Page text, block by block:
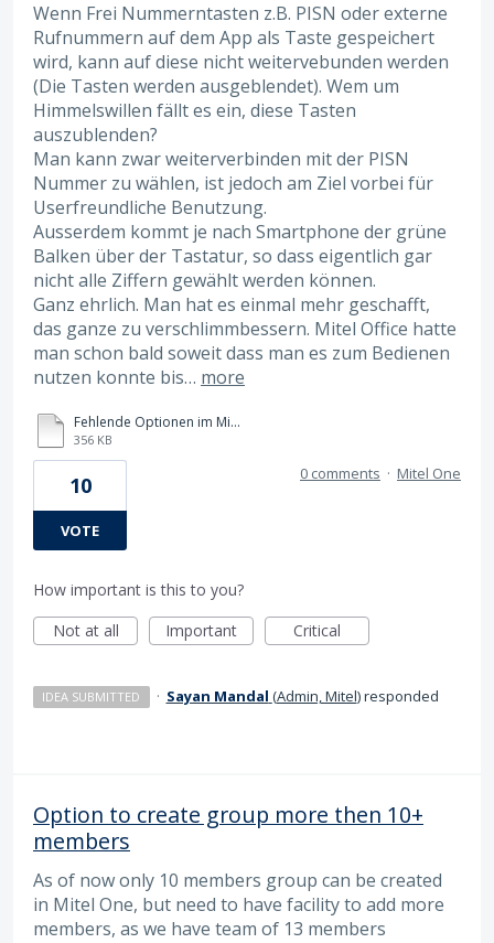
Wenn Frei Nummerntasten z.B. PISN oder externe
Rufnummern auf dem App als Taste gespeichert
wird, kann auf diese nicht weitervebunden werden
(Die Tasten werden ausgeblendet). Wem um
Himmelswillen fällt es ein, diese Tasten
auszublenden?
Man kann zwar weiterverbinden mit der PISN
Nummer zu wählen, ist jedoch am Ziel vorbei für
Userfreundliche Benutzung.
Ausserdem kommt je nach Smartphone der grüne
Balken über der Tastatur, so dass eigentlich gar
nicht alle Ziffern gewählt werden können.
Ganz ehrlich. Man hat es einmal mehr geschafft,
das ganze zu verschlimmbessern. Mitel Office hatte
man schon bald soweit dass man es zum Bedienen
nutzen konnte bis… more
Fehlende Optionen im Mitel One App.pdf
356 KB
10
VOTE
0 comments · Mitel One
How important is this to you?
Not at all
Important Critical
IDEA SUBMITTED · Sayan Mandal (Admin, Mitel)responded
Option to create group more then 10+
members
As of now only 10 members group can be created
in Mitel One, but need to have facility to add more
members, as we have team of 13 members